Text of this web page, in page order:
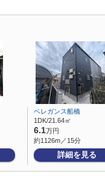
ベレガンス船橋
1DK/21.64㎡
6.1万円
約1126m／15分
詳細を見る